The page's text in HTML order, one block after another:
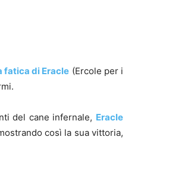
fatica di Eracle (Ercole per i
del cane infernale, Eracle
così la sua vittoria,